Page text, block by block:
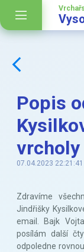
Popis
vrcholy
07.04.2023 22:21:41
Zdravíme
Jindřišky
email. Bajk
posílám další
odpoledne